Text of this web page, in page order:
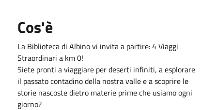
Cos'è
La Biblioteca di Albino vi invita a partire: 4 Viaggi
Straordinari a km 0!
Siete pronti a viaggiare per deserti infiniti, a esplorare
il passato contadino della nostra valle e a scoprire le
storie nascoste dietro materie prime che usiamo ogni
giorno?